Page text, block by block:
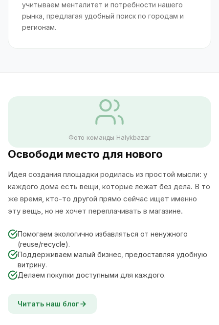
учитываем менталитет и потребности нашего
рынка, предлагая удобный поиск по городам и
регионам.
Фото команды Halykbazar
Освободи место для нового
Идея создания площадки родилась из простой мысли: у
каждого дома есть вещи, которые лежат без дела. В то
же время, кто-то другой прямо сейчас ищет именно
эту вещь, но не хочет переплачивать в магазине.
Помогаем экологично избавляться от ненужного
(reuse/recycle).
Поддерживаем малый бизнес, предоставляя удобную
витрину.
Делаем покупки доступными для каждого.
Читать наш блог